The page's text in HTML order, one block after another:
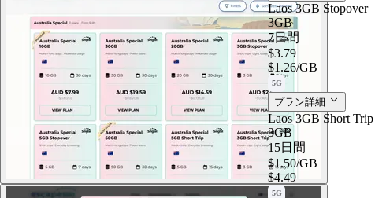
Laos 3GB Stopover
3GB
7日間
$3.79
$1.26/GB
5G
プラン詳細
Laos 3GB Short Trip
3GB
15日間
$1.50/GB
$4.49
5G